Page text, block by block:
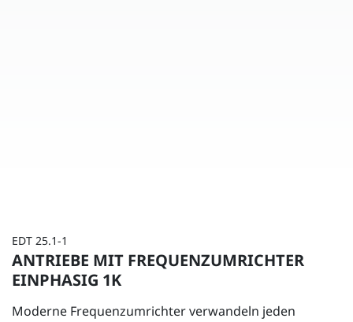
EDT 25.1-1
ANTRIEBE MIT FREQUENZUMRICHTER
EINPHASIG 1K
Moderne Frequenzumrichter verwandeln jeden